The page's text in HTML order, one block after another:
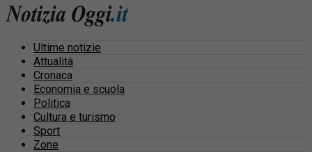
Ultime notizie
Attualità
Cronaca
Economia e scuola
Politica
Cultura e turismo
Sport
Zone